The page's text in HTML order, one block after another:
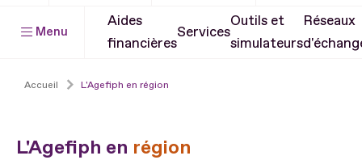
Menu
Aides
financières
Services
Outils et
simulateurs
Réseaux
Accueil L'Agefiph en région
L'Agefiph en région